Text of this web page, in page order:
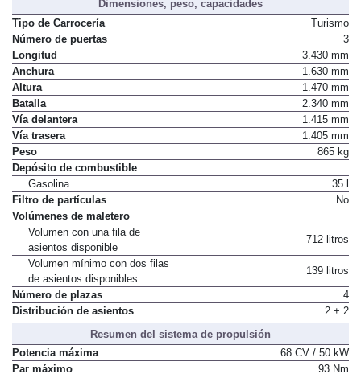
Dimensiones, peso, capacidades
Tipo de Carrocería
Turismo
Número de puertas
3
Longitud
3.430 mm
Anchura
1.630 mm
Altura
1.470 mm
Batalla
2.340 mm
Vía delantera
1.415 mm
Vía trasera
1.405 mm
Peso
Depósito de combustible
Gasolina
35 l
Filtro de partículas
Volúmenes de maletero
Volumen con una fila de
asientos disponible
Volumen mínimo con dos filas
de asientos disponibles
Número de plazas
4
Resumen del sistema de propulsión
Potencia máxima
68 CV / 50 kW